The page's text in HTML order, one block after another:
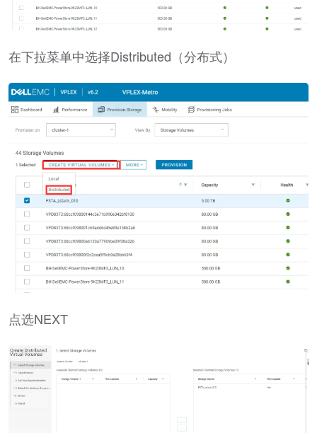
在下拉菜单中选择Distributed（分布式）
点选NEXT